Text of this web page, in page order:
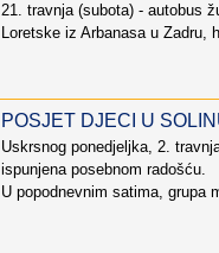
21. travnja (subota) - autobus
Loretske iz Arbanasa u
POSJET DJECI U
Uskrsnog ponedjeljka, 2.
ispunjena posebnom radošću.
U popodnevnim satima, grupa